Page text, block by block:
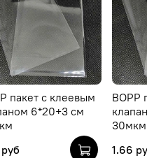
пакет с клеевым
6*20+3 см
BOPP
30мкм
1.66